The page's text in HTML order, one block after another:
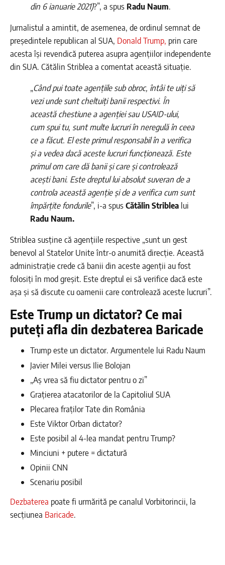
din 6 ianuarie 2021)?”, a spus Radu Naum.
Jurnalistul a amintit, de asemenea, de ordinul semnat de
președintele republican al SUA, Donald Trump, prin care
acesta își revendică puterea asupra agențiilor independente
din SUA. Cătălin Striblea a comentat această situație.
„Când pui toate agențiile sub obroc, întâi te uiți să
vezi unde sunt cheltuiți banii respectivi. În
această chestiune a agenției sau USAID-ului,
cum spui tu, sunt multe lucruri în neregulă în ceea
ce a făcut. El este primul responsabil în a verifica
și a vedea dacă aceste lucruri funcționează. Este
primul om care dă banii și care și controlează
acești bani. Este dreptul lui absolut suveran de a
controla această agenție și de a verifica cum sunt
împărțite fondurile”, i-a spusCătălin Striblea lui
Radu Naum.
Striblea susține că agențiile respective „sunt un gest
benevol al Statelor Unite într-o anumită direcție. Această
administrație crede că banii din aceste agenții au fost
folosiți în mod greșit. Este dreptul ei să verifice dacă este
așa și să discute cu oamenii care controlează aceste lucruri”.
Este Trump un dictator? Ce mai
puteți afla din dezbaterea Baricade
Trump este un dictator. Argumentele lui Radu Naum
Javier Milei versus Ilie Bolojan
„Aș vrea să fiu dictator pentru o zi”
Grațierea atacatorilor de la Capitoliul SUA
Plecarea fraților Tate din România
Este Viktor Orban dictator?
Este posibil al 4-lea mandat pentru Trump?
Minciuni + putere = dictatură
Opinii CNN
Scenariu posibil
Dezbaterea poate fi urmărită pe canalul Vorbitorincii, la
secțiunea Baricade.